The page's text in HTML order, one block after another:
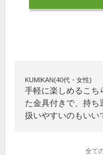
KUMIKAN(40代・女性)
手軽に楽しめるこち
た金具付きで、持ち
扱いやすいのもいい
全て